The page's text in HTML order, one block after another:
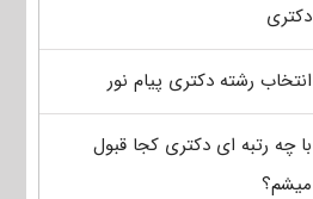
دکتری
انتخاب رشته دکتری پیام نور
با چه رتبه ای دکتری کجا قبول
میشم؟